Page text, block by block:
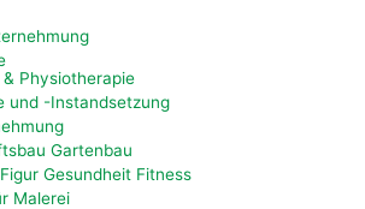
Physiotherapie
und -Instandsetzung
Gartenbau
Gesundheit Fitness
Malerei